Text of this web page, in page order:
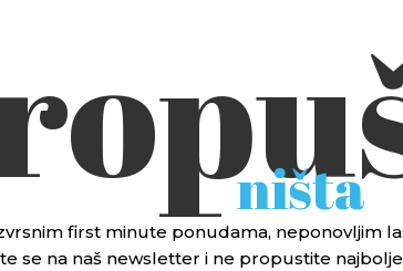
ništa
first minute ponudama, neponovljim
se na naš newsletter i ne propustite